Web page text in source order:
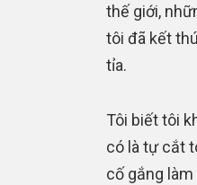
thế giới,
tôi đã kết
tỉa.
Tôi biết tôi
có là tự cắt
cố gắng